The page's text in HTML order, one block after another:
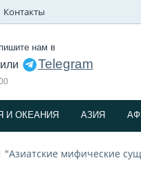
Контакты
нам в
или Telegram
И ОКЕАНИЯ АЗИЯ
мифические